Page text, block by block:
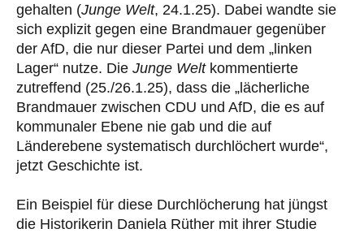
gehalten (Junge Welt, 24.1.25). Dabei wandte sie
sich explizit gegen eine Brandmauer gegenüber
der AfD, die nur dieser Partei und dem „linken
Lager“ nutze. Die Junge Weltkommentierte
zutreffend (25./26.1.25), dass die „lächerliche
Brandmauer zwischen CDU und AfD, die es auf
kommunaler Ebene nie gab und die auf
Länderebene systematisch durchlöchert wurde“,
jetzt Geschichte ist.
Ein Beispiel für diese Durchlöcherung hat jüngst
die Historikerin Daniela Rüther mit ihrer Studie